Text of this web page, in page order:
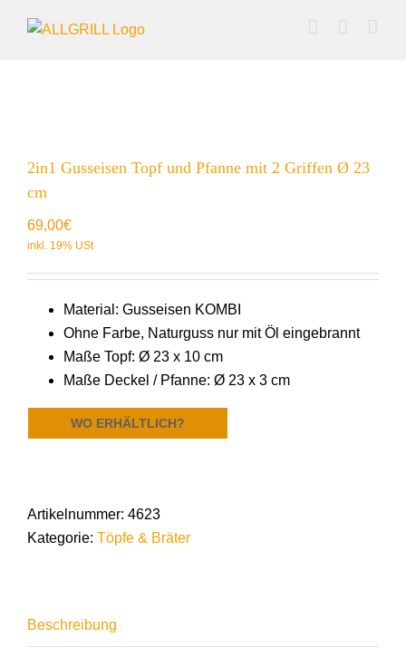
Inhalt
2in1 Gusseisen Topf und Pfanne mit 2 Griffen Ø 23
cm
69,00€
Material: Gusseisen KOMBI
Ohne Farbe, Naturguss nur mit Öl eingebrannt
Maße Topf: Ø 23 x 10 cm
Maße Deckel / Pfanne: Ø 23 x 3 cm
WO ERHÄLTLICH?
Artikelnummer: 4623
Kategorie: Töpfe & Bräter
Beschreibung